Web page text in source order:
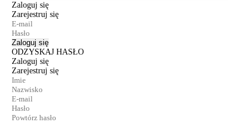
Zaloguj się
Zarejestruj się
Zaloguj się
ODZYSKAJ HASŁO
Zaloguj się
Zarejestruj się